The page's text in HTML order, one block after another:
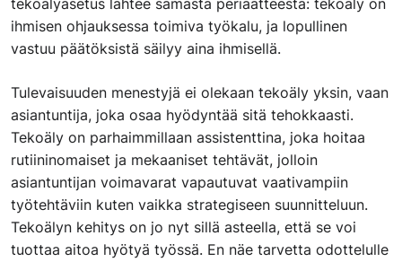
tekoälyasetus lähtee samasta periaatteesta: tekoäly on
ihmisen ohjauksessa toimiva työkalu, ja lopullinen
vastuu päätöksistä säilyy aina ihmisellä.
Tulevaisuuden menestyjä ei olekaan tekoäly yksin, vaan
asiantuntija, joka osaa hyödyntää sitä tehokkaasti.
Tekoäly on parhaimmillaan assistenttina, joka hoitaa
rutiininomaiset ja mekaaniset tehtävät, jolloin
asiantuntijan voimavarat vapautuvat vaativampiin
työtehtäviin kuten vaikka strategiseen suunnitteluun.
Tekoälyn kehitys on jo nyt sillä asteella, että se voi
tuottaa aitoa hyötyä työssä. En näe tarvetta odottelulle